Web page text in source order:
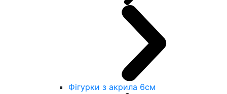
Фігурки з акрила 6см